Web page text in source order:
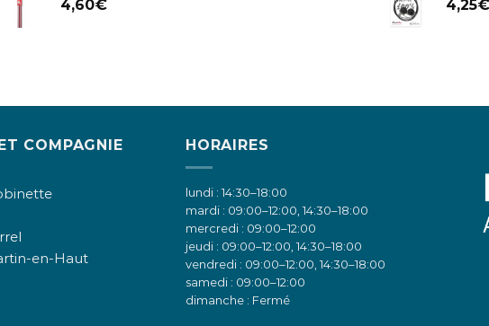
4,60€
4,25€
COMPAGNIE
en-Haut
HORAIRES
lundi : 14:30–18:00
mardi : 09:00–12:00, 14:30–18:00
mercredi : 09:00–12:00
jeudi : 09:00–12:00, 14:30–18:00
vendredi : 09:00–12:00, 14:30–18:00
samedi : 09:00–12:00
dimanche : Fermé